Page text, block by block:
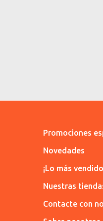
Promociones
Novedades
¡Lo más
Nuestras
Contacte con